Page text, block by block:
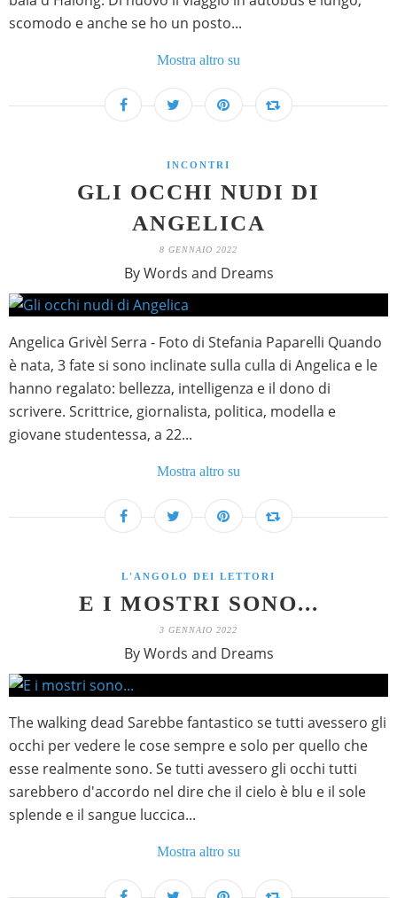
scomodo e anche se ho un posto...
Mostra altro su
INCONTRI
GLI OCCHI NUDI DI
ANGELICA
8 GENNAIO 2022
By Words and Dreams
Angelica Grivèl Serra - Foto di Stefania Paparelli Quando
è nata, 3 fate si sono inclinate sulla culla di Angelica e le
hanno regalato: bellezza, intelligenza e il dono di
scrivere. Scrittrice, giornalista, politica, modella e
giovane studentessa, a 22...
Mostra altro su
L'ANGOLO DEI LETTORI
E I MOSTRI SONO...
3 GENNAIO 2022
By Words and Dreams
The walking dead Sarebbe fantastico se tutti avessero gli
occhi per vedere le cose sempre e solo per quello che
esse realmente sono. Se tutti avessero gli occhi tutti
sarebbero d'accordo nel dire che il cielo è blu e il sole
splende e il sangue luccica...
Mostra altro su